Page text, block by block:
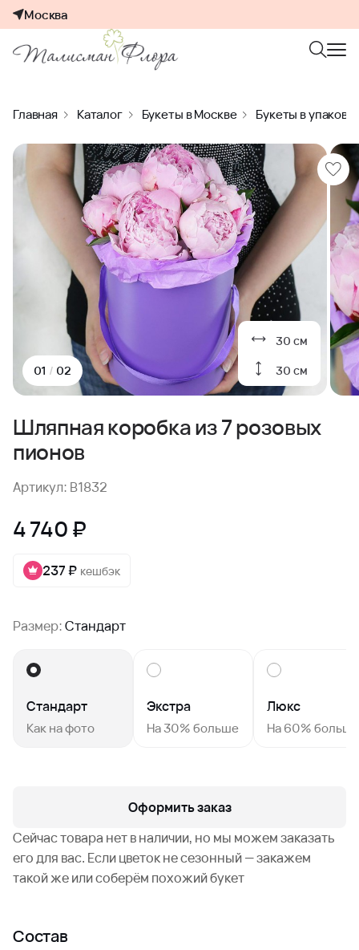
Москва
Главная Каталог Букеты в Москве Букеты в
30 см
30 см
01 / 02
Шляпная коробка из 7 розовых
пионов
Артикул: B1832
4 740 ₽
237 ₽ кешбэк
Размер:Стандарт
Стандарт
Как на фото
Экстра
На 30% больше
Люкс
На 60% больше
Оформить заказ
Сейчас товара нет в наличии, но мы можем заказать
его для вас. Если цветок не сезонный — закажем
такой же или соберём похожий букет
Состав